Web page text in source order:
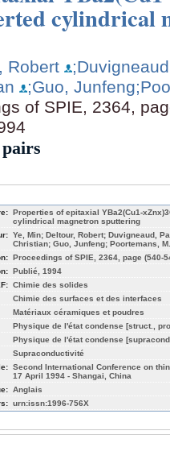
cylindrical
Robert
;Guo, Junfeng
of SPIE, 2364,
Properties of epitaxial YBa2(Cu1-
cylindrical magnetron sputtering
Ye, Min; Deltour, Robert; Duvigneaud,
Christian; Guo, Junfeng; Poortemans,
Proceedings of SPIE, 2364, page (540-
Publié, 1994
Chimie des solides
Chimie des surfaces et des interfaces
Matériaux céramiques et poudres
Physique de l'état condense [struct.,
Physique de l'état condense
Supraconductivité
Second International Conference on
17 April 1994 - Shangai, China
Anglais
urn:issn:1996-756X